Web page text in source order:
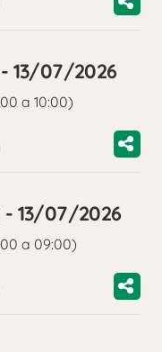
13/07/2026
a 10:00)
13/07/2026
a 09:00)